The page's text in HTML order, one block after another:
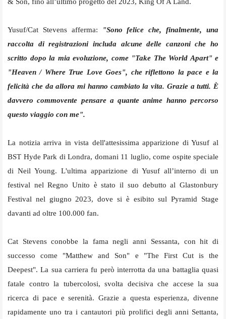
Yusuf/Cat Stevens afferma: "Sono felice che, finalmente, una
raccolta di registrazioni includa alcune delle canzoni che ho
scritto dopo la mia evoluzione, come "Take The World Apart" e
"Heaven / Where True Love Goes", che riflettono la pace e la
felicità che da allora mi hanno cambiato la vita. Grazie a tutti. È
davvero commovente pensare a quante anime hanno percorso
questo viaggio con me".
La notizia arriva in vista dell'attesissima apparizione di Yusuf al
BST Hyde Park di Londra, domani 11 luglio, come ospite speciale
di Neil Young. L'ultima apparizione di Yusuf all’interno di un
festival nel Regno Unito è stato il suo debutto al Glastonbury
Festival nel giugno 2023, dove si è esibito sul Pyramid Stage
davanti ad oltre 100.000 fan.
Cat Stevens conobbe la fama negli anni Sessanta, con hit di
successo come "Matthew and Son" e "The First Cut is the
Deepest". La sua carriera fu però interrotta da una battaglia quasi
fatale contro la tubercolosi, svolta decisiva che accese la sua
ricerca di pace e serenità. Grazie a questa esperienza, divenne
rapidamente uno tra i cantautori più prolifici degli anni Settanta,